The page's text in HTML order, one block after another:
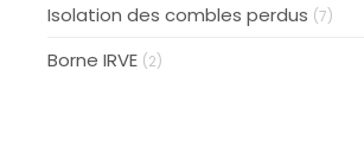
Isolation des combles perdus (7)
Borne IRVE (2)